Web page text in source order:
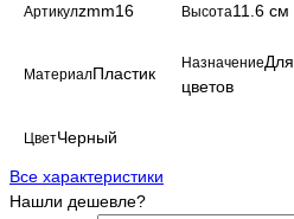
Артикулzmm16 Высота11.6 см
МатериалПластик
НазначениеДля
цветов
ЦветЧерный
Все характеристики
Нашли дешевле?